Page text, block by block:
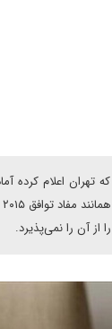
تهران اعلام کرده